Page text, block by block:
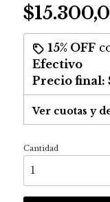
15% OFF
Efectivo
Precio final:
Ver cuotas y
Cantidad